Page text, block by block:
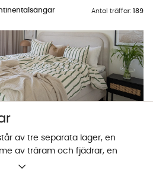
Antal träffar: 189
av tre separata lager, en
av träram och fjädrar, en
en skön